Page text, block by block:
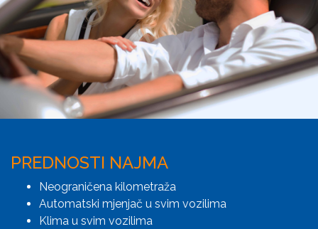
PREDNOSTI NAJMA
Neograničena kilometraža
Automatski mjenjač u svim vozilima
Klima u svim vozilima